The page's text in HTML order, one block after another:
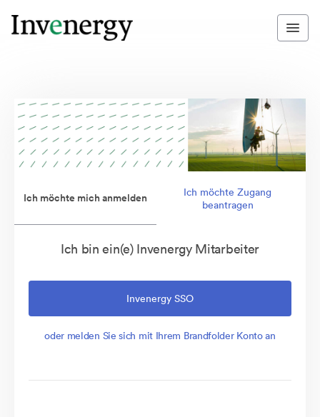
Ich möchte mich anmelden
Ich möchte Zugang
beantragen
Ich bin ein(e) Invenergy Mitarbeiter
Invenergy SSO
oder melden Sie sich mit Ihrem Brandfolder Konto an